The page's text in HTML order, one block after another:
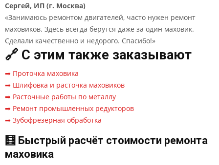
Сергей, ИП (г. Москва)
«Занимаюсь ремонтом двигателей, часто нужен ремонт
маховиков. Здесь всегда берутся даже за один маховик.
Сделали качественно и недорого. Спасибо!»
🔗 С этим также заказывают
➡ Проточка маховика
➡ Шлифовка и расточка маховиков
➡ Расточные работы по металлу
➡ Ремонт промышленных редукторов
➡ Зубофрезерная обработка
🧮 Быстрый расчёт стоимости ремонта
маховика